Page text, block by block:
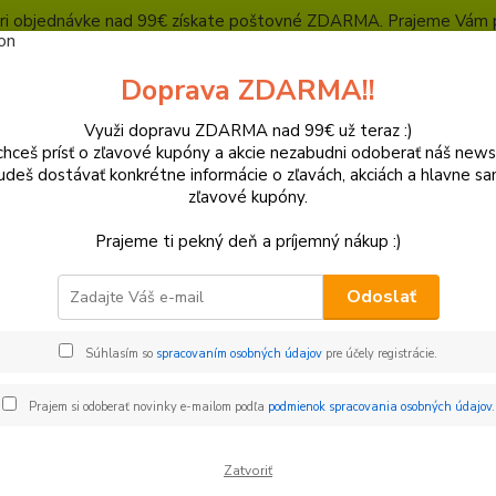
objednávke nad 99€ získate poštovné ZDARMA. Prajeme Vám
Ochrana súkromia
Hľadať
(Po-
firma sídliaca na východe SR, ktorá robí svoju prácu
lepeniu kvalitných polepov a mnohým iným veciam,
pomoc s výberom produktov Supermoto, na ktoré sa
Doprava ZDARMA!!
Využi dopravu ZDARMA nad 99€ už teraz :)
prísť o zľavové kupóny a akcie nezabudni odoberať náš
dostávať konkrétne informácie o zľavách, akciách a hlavne
zľavové kupóny.
Prajeme ti pekný deň a príjemný nákup :)
Odoslať
Súhlasím so spracovaním osobných údajov pre účely registrácie.
Prajem si odoberať novinky e-mailom podľa podmienok spracovania osobných údajov.
Zatvoriť